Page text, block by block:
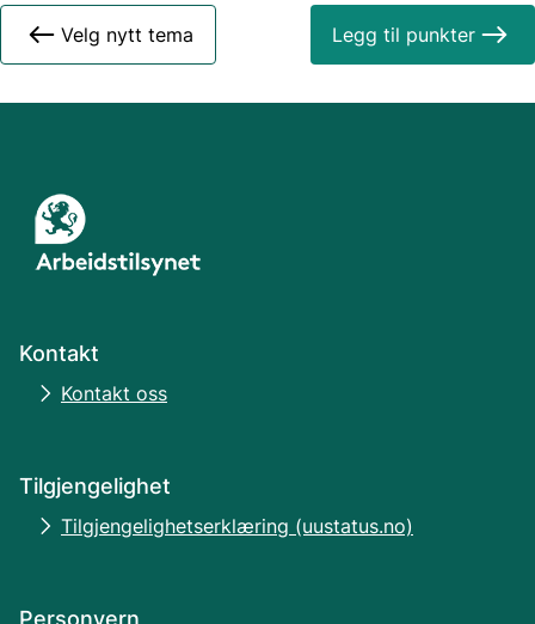
Velg nytt tema Legg til punkter
Kontakt
Kontakt oss
Tilgjengelighet
Tilgjengelighetserklæring (uustatus.no)
Personvern